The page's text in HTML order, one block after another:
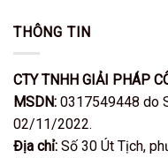
THÔNG TIN
CTY TNHH GIẢI PHÁP
MSDN: 0317549448 do
02/11/2022.
Địa chỉ: Số 30 Út Tịch,